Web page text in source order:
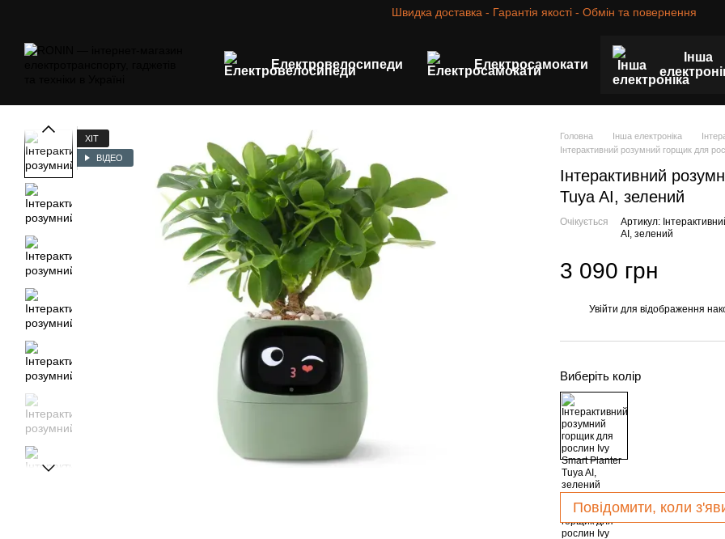
Швидка доставка - Гарантія якості - Обмін та повернення
Електровелосипеди Електросамокати
Інша
ХІТ
ВІДЕО
Головна Інша електроніка
Інтерактивний розумний горщик для
Інтерактивний
Tuya AI, зелений
Очікується
Артикул:
AI, зелений
3 090 грн
Увійти для відображення
Виберіть колір
Повідомити, коли